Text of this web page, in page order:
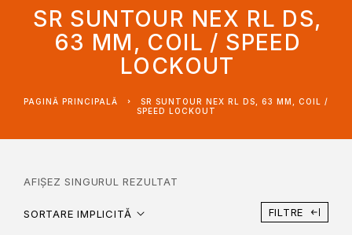
SR SUNTOUR NEX RL DS,
63 MM, COIL / SPEED
LOCKOUT
PAGINĂ PRINCIPALĂ
SR SUNTOUR NEX RL DS, 63 MM, COIL /
SPEED LOCKOUT
AFIȘEZ SINGURUL REZULTAT
SORTARE IMPLICITĂ FILTRE